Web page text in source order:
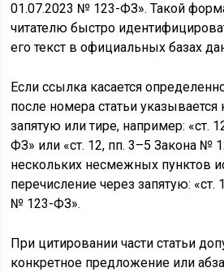
01.07.2023 № 123-ФЗ». Такой
читателю быстро
его текст в официальных базах
Если ссылка касается
после номера статьи указывается
запятую или тире, например: «ст.
ФЗ» или «ст. 12, пп. 3–5 Закона №
нескольких несмежных пунктов
перечисление через запятую: «ст.
№ 123-ФЗ».
При цитировании части статьи
конкретное предложение или